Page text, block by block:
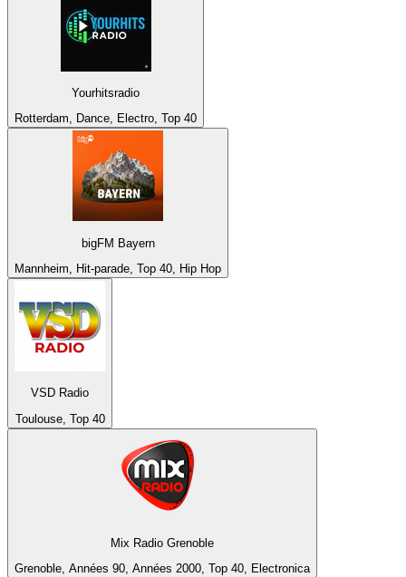
Yourhitsradio
Rotterdam, Dance, Electro, Top 40
bigFM Bayern
Mannheim, Hit-parade, Top 40, Hip Hop
VSD Radio
Toulouse, Top 40
Mix Radio Grenoble
Grenoble, Années 90, Années 2000, Top 40, Electronica